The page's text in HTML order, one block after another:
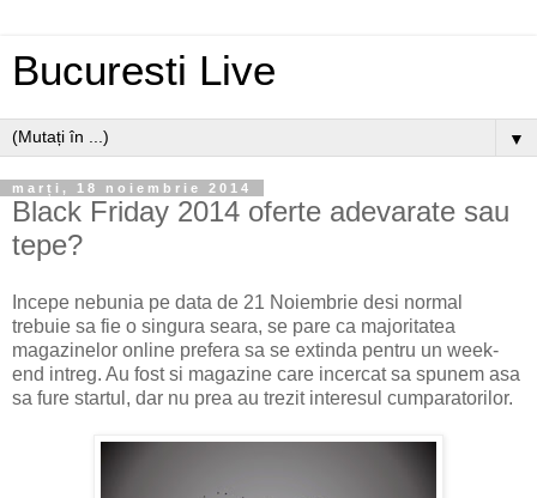
Bucuresti Live
▼
marți, 18 noiembrie 2014
Black Friday 2014 oferte adevarate sau
tepe?
Incepe nebunia pe data de 21 Noiembrie desi normal
trebuie sa fie o singura seara, se pare ca majoritatea
magazinelor online prefera sa se extinda pentru un week-
end intreg. Au fost si magazine care incercat sa spunem asa
sa fure startul, dar nu prea au trezit interesul cumparatorilor.